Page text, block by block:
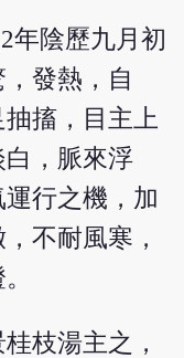
年陰歷九月初
發熱，自
搐，目主上
，脈來浮
行之機，加
不耐風寒，
枝湯主之，